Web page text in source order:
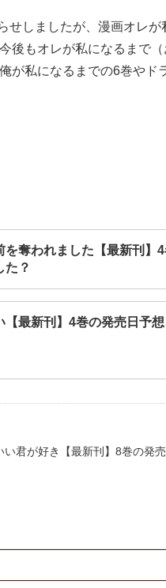
せしましたが、漫画オレ
後もオレが私になるまで
が私になるまでの6巻や
を奪われました【最新刊】
た？
【最新刊】4巻の発売日予
い君が好き【最新刊】8巻の発